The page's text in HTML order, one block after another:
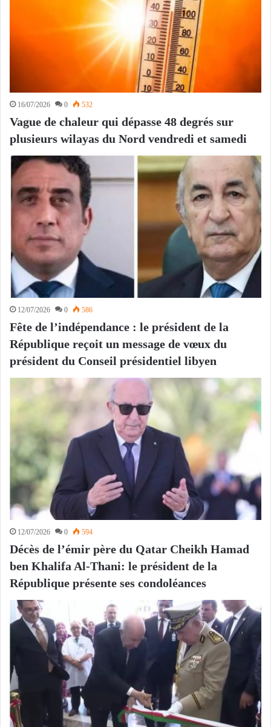
16/07/2026 0 532
Vague de chaleur qui dépasse 48 degrés sur
plusieurs wilayas du Nord vendredi et samedi
12/07/2026 0 586
Fête de l’indépendance : le président de la
République reçoit un message de vœux du
président du Conseil présidentiel libyen
12/07/2026 0 594
Décès de l’émir père du Qatar Cheikh Hamad
ben Khalifa Al-Thani: le président de la
République présente ses condoléances